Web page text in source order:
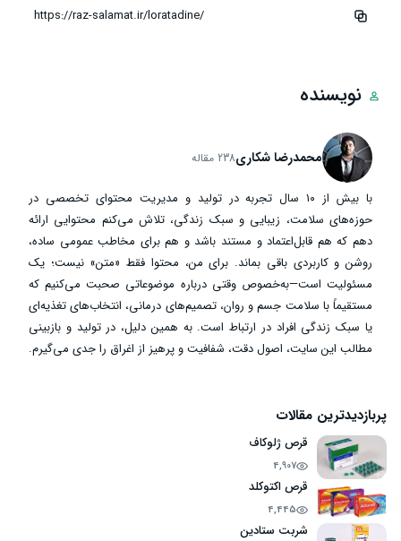
نویسنده
محمدرضا شکاری238 مقاله
با بیش از ۱۰ سال تجربه در تولید و مدیریت محتوای تخصصی در
حوزه‌های سلامت، زیبایی و سبک زندگی، تلاش می‌کنم محتوایی ارائه
دهم که هم قابل‌اعتماد و مستند باشد و هم برای مخاطب عمومی ساده،
روشن و کاربردی باقی بماند. برای من، محتوا فقط «متن» نیست؛ یک
مسئولیت است—به‌خصوص وقتی درباره موضوعاتی صحبت می‌کنیم که
مستقیماً با سلامت جسم و روان، تصمیم‌های درمانی، انتخاب‌های تغذیه‌ای
یا سبک زندگی افراد در ارتباط است. به همین دلیل، در تولید و بازبینی
مطالب این سایت، اصول دقت، شفافیت و پرهیز از اغراق را جدی می‌گیرم.
پربازدیدترین مقالات
قرص ژلوکاف
4,907
قرص اکتوکلد
4,445
شربت ستادین